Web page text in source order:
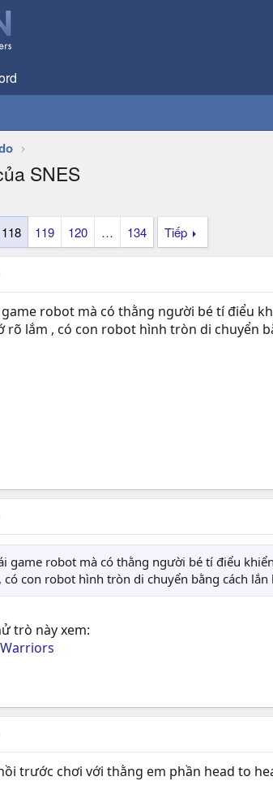
SNES
118 119 120 … 134 Tiếp
game robot mà có thằng người bé tí điểu
rõ lắm , có con robot hình tròn di chuyển
game robot mà có thằng người bé tí điểu
có con robot hình tròn di chuyển bằng cách
trò này xem:
trước chơi với thằng em phần head to